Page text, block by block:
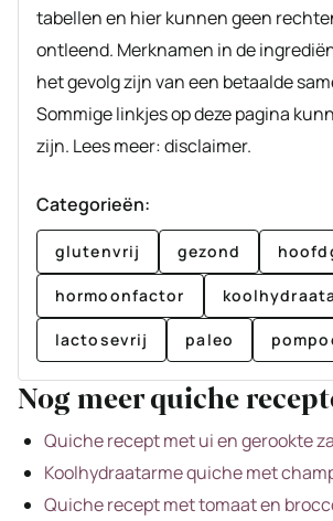
tabellen en hier kunnen geen
ontleend. Merknamen in de
het gevolg zijn van een betaalde
Sommige linkjes op deze pagina
zijn. Lees meer: disclaimer.
Categorieën:
glutenvrij gezond
hormoonfactor
lactosevrij paleo
Nog meer quiche
Quiche recept met ui en gerookte
Koolhydraatarme quiche met
Quiche recept met tomaat en